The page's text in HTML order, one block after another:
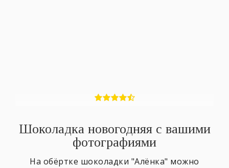
Шоколадка новогодняя с вашими
фотографиями
На обёртке шоколадки "Алёнка" можно